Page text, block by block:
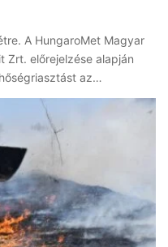
A HungaroMet Magyar
Zrt. előrejelzése alapján
az…